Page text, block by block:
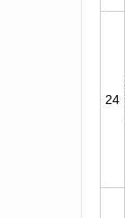
24